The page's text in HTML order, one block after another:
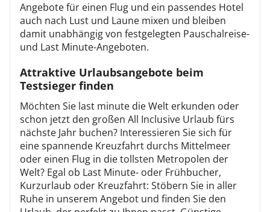
Angebote für einen Flug und ein passendes Hotel
auch nach Lust und Laune mixen und bleiben
damit unabhängig von festgelegten Pauschalreise-
und Last Minute-Angeboten.
Attraktive Urlaubsangebote beim
Testsieger finden
Möchten Sie last minute die Welt erkunden oder
schon jetzt den großen All Inclusive Urlaub fürs
nächste Jahr buchen? Interessieren Sie sich für
eine spannende Kreuzfahrt durchs Mittelmeer
oder einen Flug in die tollsten Metropolen der
Welt? Egal ob Last Minute- oder Frühbucher,
Kurzurlaub oder Kreuzfahrt: Stöbern Sie in aller
Ruhe in unserem Angebot und finden Sie den